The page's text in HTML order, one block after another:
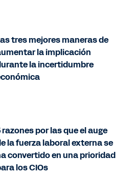
tres mejores maneras de
la implicación
la incertidumbre
razones por las que el auge
la fuerza laboral externa se
convertido en una prioridad
los CIOs